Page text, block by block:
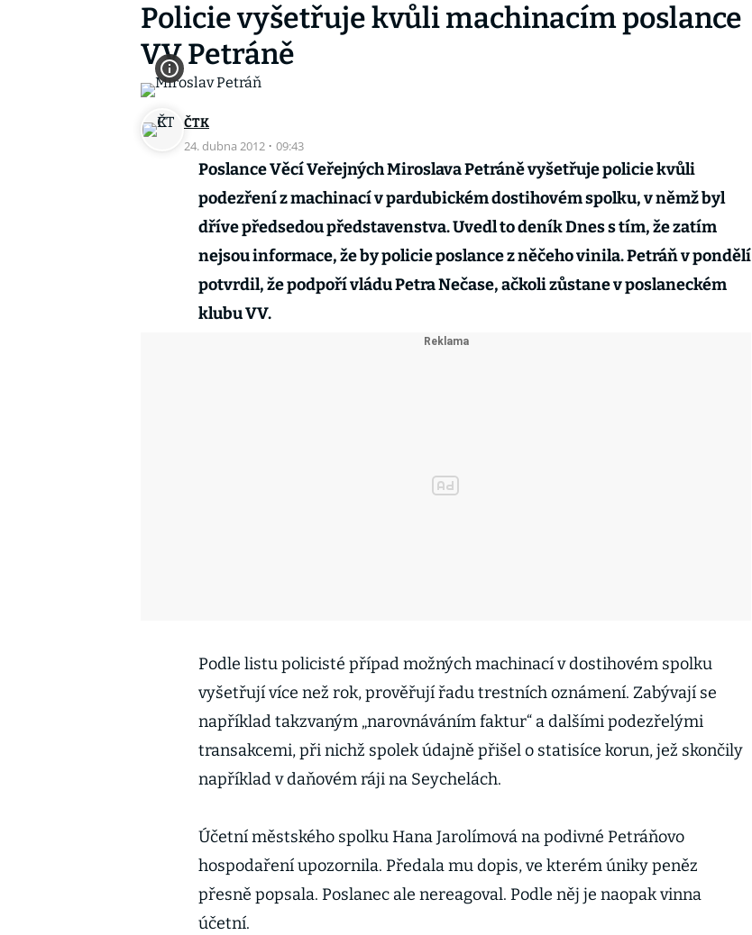
Policie vyšetřuje kvůli machinacím poslance
VV Petráně
ČTK
24. dubna 2012 · 09:43
Poslance Věcí Veřejných Miroslava Petráně vyšetřuje policie kvůli
podezření z machinací v pardubickém dostihovém spolku, v němž byl
dříve předsedou představenstva. Uvedl to deník Dnes s tím, že zatím
nejsou informace, že by policie poslance z něčeho vinila. Petráň v pondělí
potvrdil, že podpoří vládu Petra Nečase, ačkoli zůstane v poslaneckém
klubu VV.
Podle listu policisté případ možných machinací v dostihovém spolku
vyšetřují více než rok, prověřují řadu trestních oznámení. Zabývají se
například takzvaným „narovnáváním faktur“ a dalšími podezřelými
transakcemi, při nichž spolek údajně přišel o statisíce korun, jež skončily
například v daňovém ráji na Seychelách.
Účetní městského spolku Hana Jarolímová na podivné Petráňovo
hospodaření upozornila. Předala mu dopis, ve kterém úniky peněz
přesně popsala. Poslanec ale nereagoval. Podle něj je naopak vinna
účetní.